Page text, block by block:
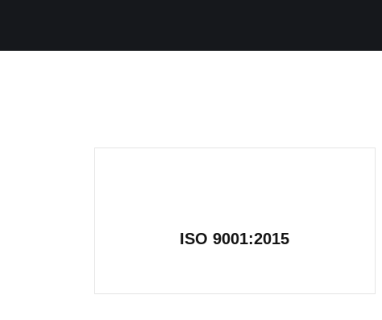
ISO 9001:2015